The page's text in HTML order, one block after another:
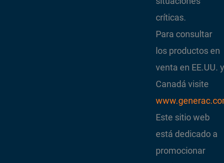
críticas.
Para consultar
los productos en
venta en EE.UU. y
Canadá visite
Este sitio web
está dedicado a
promocionar